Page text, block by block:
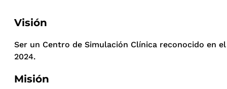
Visión
Ser un Centro de Simulación Clínica reconocido en
2024.
Misión